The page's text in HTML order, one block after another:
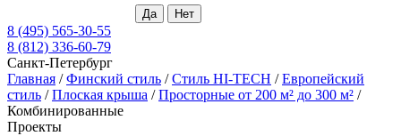
8 (495) 565-30-55
8 (812) 336-60-79
Санкт-Петербург
Главная /Финский стиль /Стиль HI-TECH /Европейский
стиль /Плоская крыша /Просторные от 200 м² до 300 м² /
Комбинированные
Проекты